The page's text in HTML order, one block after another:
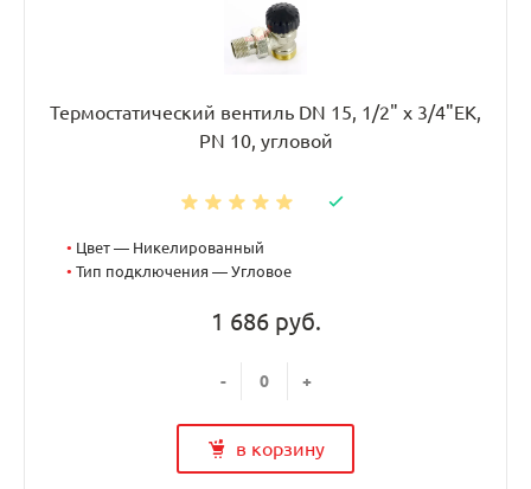
Термостатический вентиль DN 15, 1/2" х 3/4"EK,
PN 10, угловой
• Цвет — Никелированный
• Тип подключения — Угловое
1 686 руб.
- +
в корзину